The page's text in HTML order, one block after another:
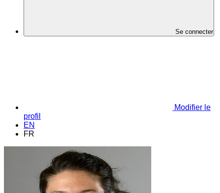
Se connecter
Modifier le
profil
EN
FR